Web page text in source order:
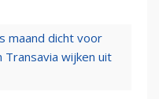
maand dicht voor
Transavia wijken uit